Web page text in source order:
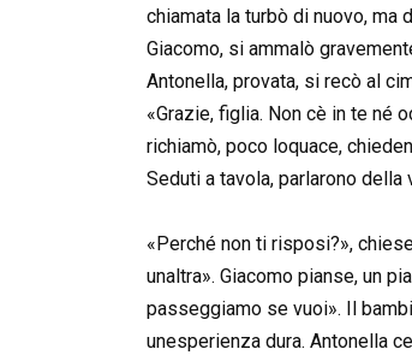
chiamata la turbò di nuovo, ma
Giacomo, si ammalò
Antonella, provata, si recò al
«Grazie, figlia. Non cè in te né
richiamò, poco loquace,
Seduti a tavola, parlarono della
«Perché non ti risposi?»,
unaltra». Giacomo pianse, un
passeggiamo se vuoi». Il
unesperienza dura. Antonella